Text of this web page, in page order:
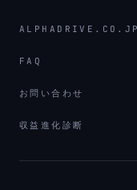
ALPHADRIVE.CO.JP
FAQ
お問い合わせ
収益進化診断